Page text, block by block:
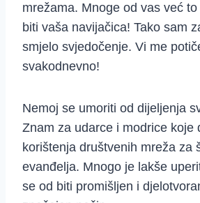
mrežama. Mnoge od vas već
biti vaša navijačica! Tako sam
smjelo svjedočenje. Vi me
svakodnevno!
Nemoj se umoriti od dijeljenja
Znam za udarce i modrice koje
korištenja društvenih mreža za
evanđelja. Mnogo je lakše
se od biti promišljen i